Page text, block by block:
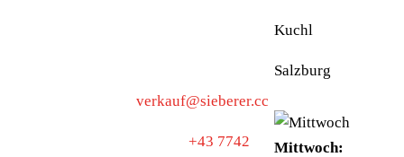
verkauf@sieberer.cc
+43 7742
Kuchl
Salzburg
Mittwoch: